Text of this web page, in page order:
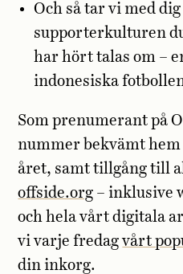
Och så tar vi med
supporterkulturen
har hört talas om –
indonesiska
Som prenumerant på
nummer bekvämt
året, samt tillgång till
offside.org – inklusive
och hela vårt digitala
vi varje fredagvårt
din inkorg.